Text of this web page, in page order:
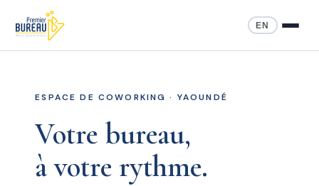
EN
ESPACE DE COWORKING · YAOUNDÉ
Votre bureau,
à votre rythme.